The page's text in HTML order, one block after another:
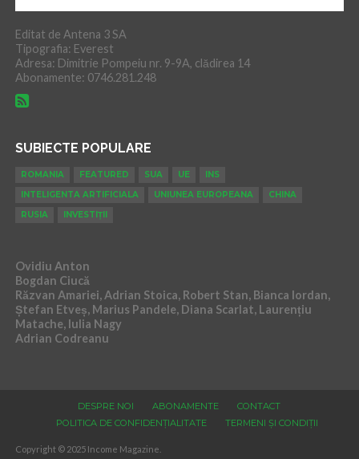
Editat de Antena 3 SA
Tipografia: Everest
Adresa: Dimitrie Pompeiu nr. 9-9A, clădirea 14
Abonamente: 0746.281.248
SUBIECTE POPULARE
ROMANIA FEATURED SUA UE
INS
INTELIGENTA ARTIFICIALA
UNIUNEA EUROPEANA
CHINA
RUSIA
INVESTIȚII
Ovidiu Anton
Bogdan Ciucă
Răzvan Amariei, Adrian Stoica, Robert Stan, Bianca Iordan,
Ștefan Etveș, Marius Pandele, Diana Scarlat, Laurențiu
Matache, Iulia Nagy
Adrian Codreanu
DESPRE NOI ABONAMENTE
CONTACT
POLITICA DE CONFIDENȚIALITATE
TERMENI ȘI CONDIȚII
Copyright © 2025 Income Magazine.